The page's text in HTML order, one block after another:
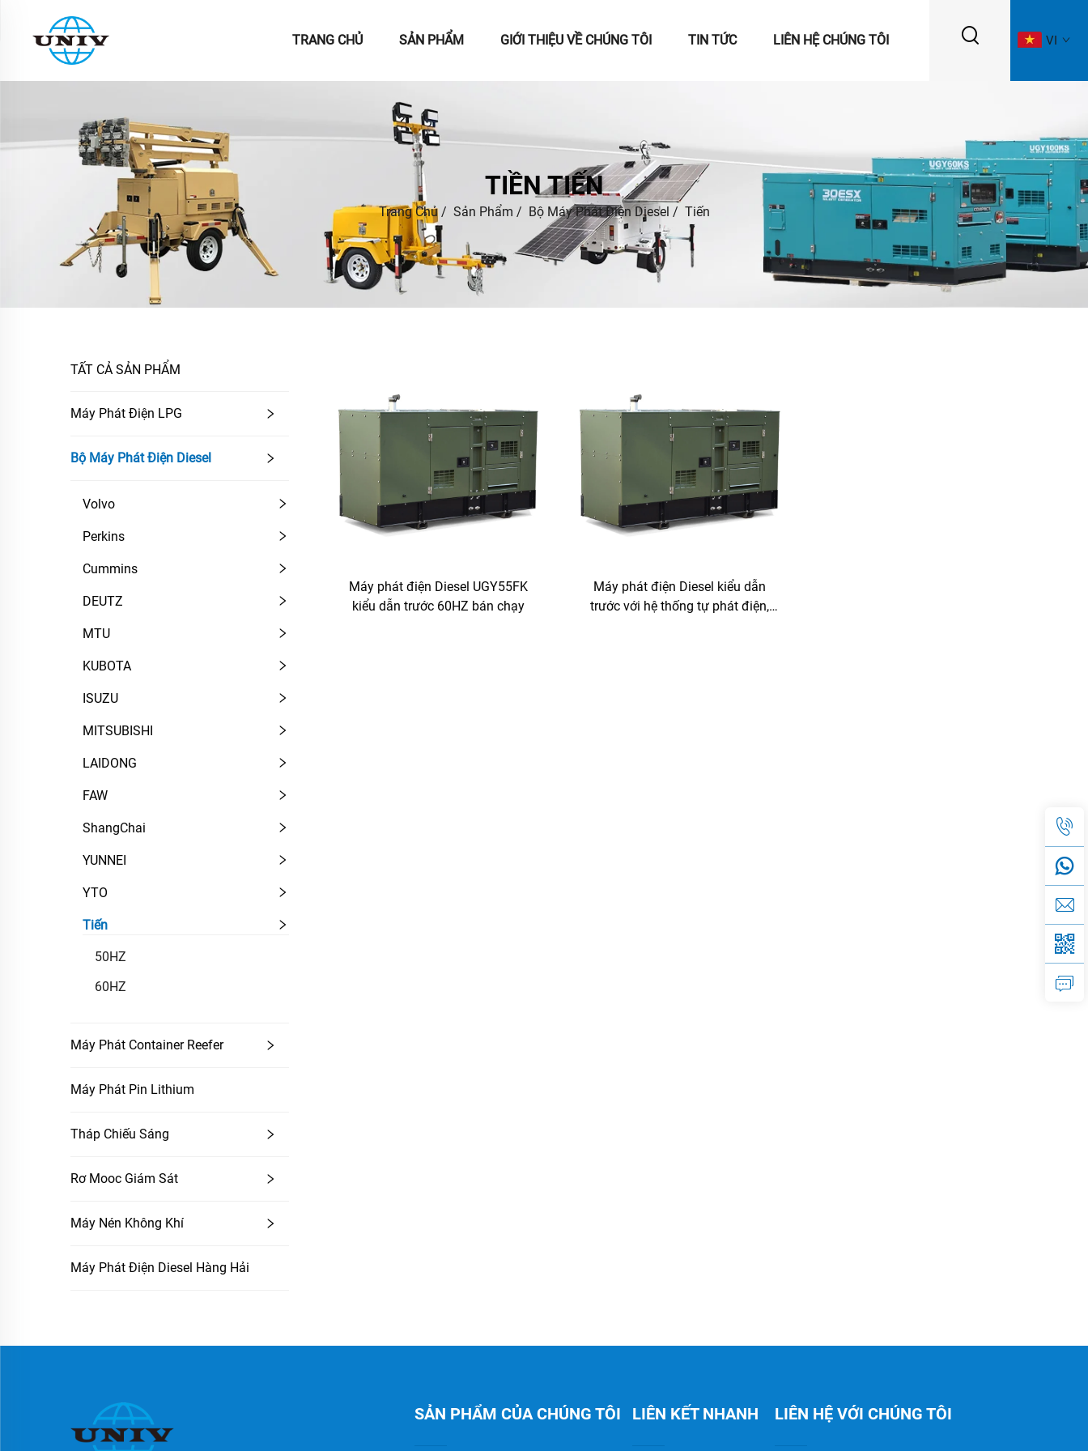
TRANG CHỦ SẢN PHẨM GIỚI THIỆU VỀ CHÚNG TÔI TIN TỨC LIÊN HỆ CHÚNG TÔI VI
TIỀN TIẾN
Trang Chủ/ Sản Phẩm / Bộ Máy Phát Điện Diesel / Tiến
TẤT CẢ SẢN PHẨM
Máy Phát Điện LPG
Bộ Máy Phát Điện Diesel
Volvo
Perkins
Cummins
DEUTZ
MTU
KUBOTA
ISUZU
MITSUBISHI
LAIDONG
FAW
ShangChai
YUNNEI
YTO
Tiến
50HZ
60HZ
Máy Phát Container Reefer
Máy Phát Pin Lithium
Tháp Chiếu Sáng
Rơ Mooc Giám Sát
Máy Nén Không Khí
Máy Phát Điện Diesel Hàng Hải
Máy phát điện Diesel UGY55FK
kiểu dẫn trước 60HZ bán chạy
Máy phát điện Diesel kiểu dẫn
trước với hệ thống tự phát điện,
SẢN PHẨM CỦA CHÚNG TÔI LIÊN KẾT NHANH LIÊN HỆ VỚI CHÚNG TÔI